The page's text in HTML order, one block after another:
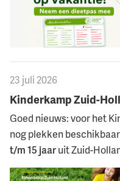
23 juli 2026
Kinderkamp Zuid-
Goed nieuws: voor het
nog plekken
t/m 15 jaaruit Zuid-